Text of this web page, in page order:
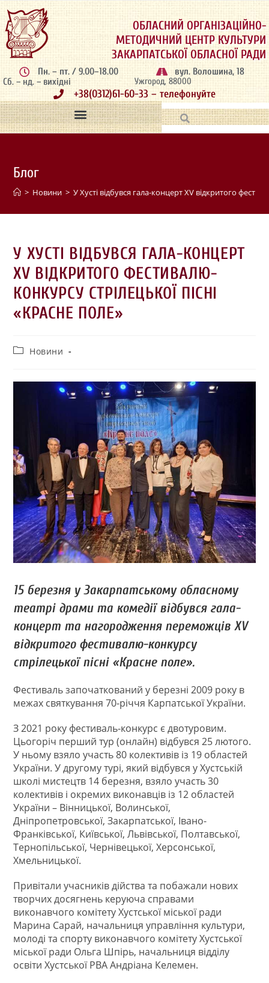
ОБЛАСНИЙ ОРГАНІЗАЦІЙНО-
МЕТОДИЧНИЙ ЦЕНТР КУЛЬТУРИ
ЗАКАРПАТСЬКОЇ ОБЛАСНОЇ РАДИ
Пн. – пт. / 9.00–18.00
Сб. – нд. – вихідні
вул. Волошина, 18
Ужгород, 88000
+38(0312)61-60-33 – телефонуйте
Блог
> Новини > У Хусті відбувся гала-концерт XV відкритого
У ХУСТІ ВІДБУВСЯ ГАЛА-КОНЦЕРТ
XV ВІДКРИТОГО ФЕСТИВАЛЮ-
КОНКУРСУ СТРІЛЕЦЬКОЇ ПІСНІ
«КРАСНЕ ПОЛЕ»
Новини
15 березня у Закарпатському обласному
театрі драми та комедії відбувся гала-
концерт та нагородження переможців XV
відкритого фестивалю-конкурсу
стрілецької пісні «Красне поле».
Фестиваль започаткований у березні 2009 року в
межах святкування 70-річчя Карпатської України.
З 2021 року фестиваль-конкурс є двотуровим.
Цьогоріч перший тур (онлайн) відбувся 25 лютого.
У ньому взяло участь 80 колективів із 19 областей
України. У другому турі, який відбувся у Хустській
школі мистецтв 14 березня, взяло участь 30
колективів і окремих виконавців із 12 областей
України – Вінницької, Волинської,
Дніпропетровської, Закарпатської, Івано-
Франківської, Київської, Львівської, Полтавської,
Тернопільської, Чернівецької, Херсонської,
Хмельницької.
Привітали учасників дійства та побажали нових
творчих досягнень керуюча справами
виконавчого комітету Хустської міської ради
Марина Сарай, начальниця управління культури,
молоді та спорту виконавчого комітету Хустської
міської ради Ольга Шпірь, начальниця відділу
освіти Хустської РВА Андріана Келемен.